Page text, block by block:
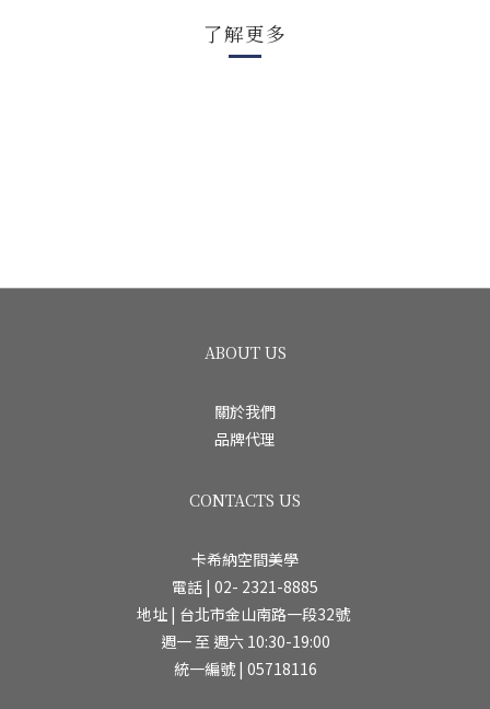
了解更多
ABOUT US
關於我們
品牌代理
CONTACTS US
卡希納空間美學
電話 | 02- 2321-8885
地址 | 台北市金山南路一段32號
週一 至 週六 10:30-19:00
統一編號 | 05718116